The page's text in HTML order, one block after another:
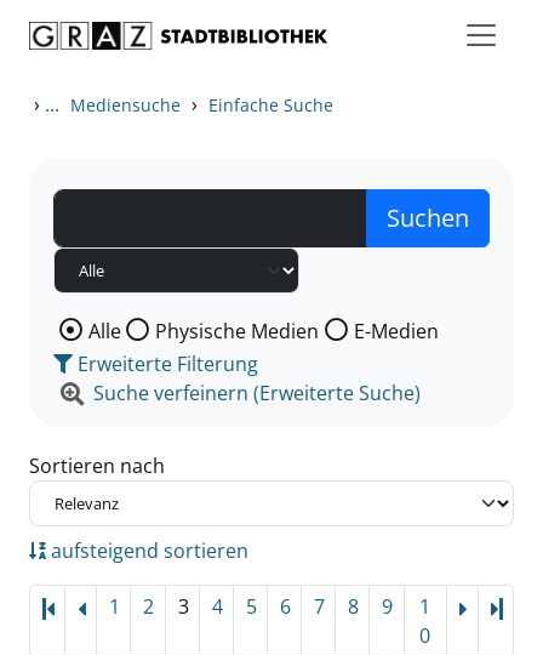
› ... Mediensuche › Einfache Suche
Wählen Sie die Medienart nach der Sie suchen wollen.
Alle Physische Medien
E-Medien
Erweiterte Filterung
Suche verfeinern (Erweiterte Suche)
Sortieren nach
aufsteigend sortieren
1 2 3 4 5 6 7 8 9
1
0